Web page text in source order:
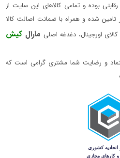
بوده و تمامی کالاهای این سایت از
تامین شده و همراه با ضمانت اصالت کالا
اورجینال، دغدغه اصلی مارال کیش
و رضایت شما مشتری گرامی است که